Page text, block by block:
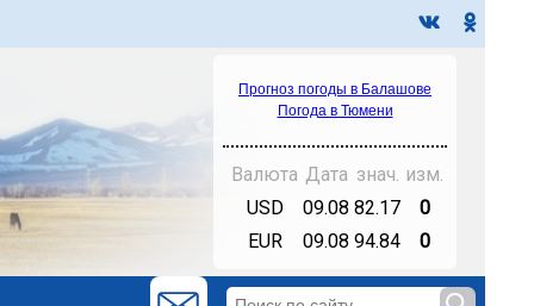
Прогноз погоды в Балашове
Погода в Тюмени
Валюта Дата знач. изм.
USD
09.08 82.17
0
EUR
09.08 94.84 0